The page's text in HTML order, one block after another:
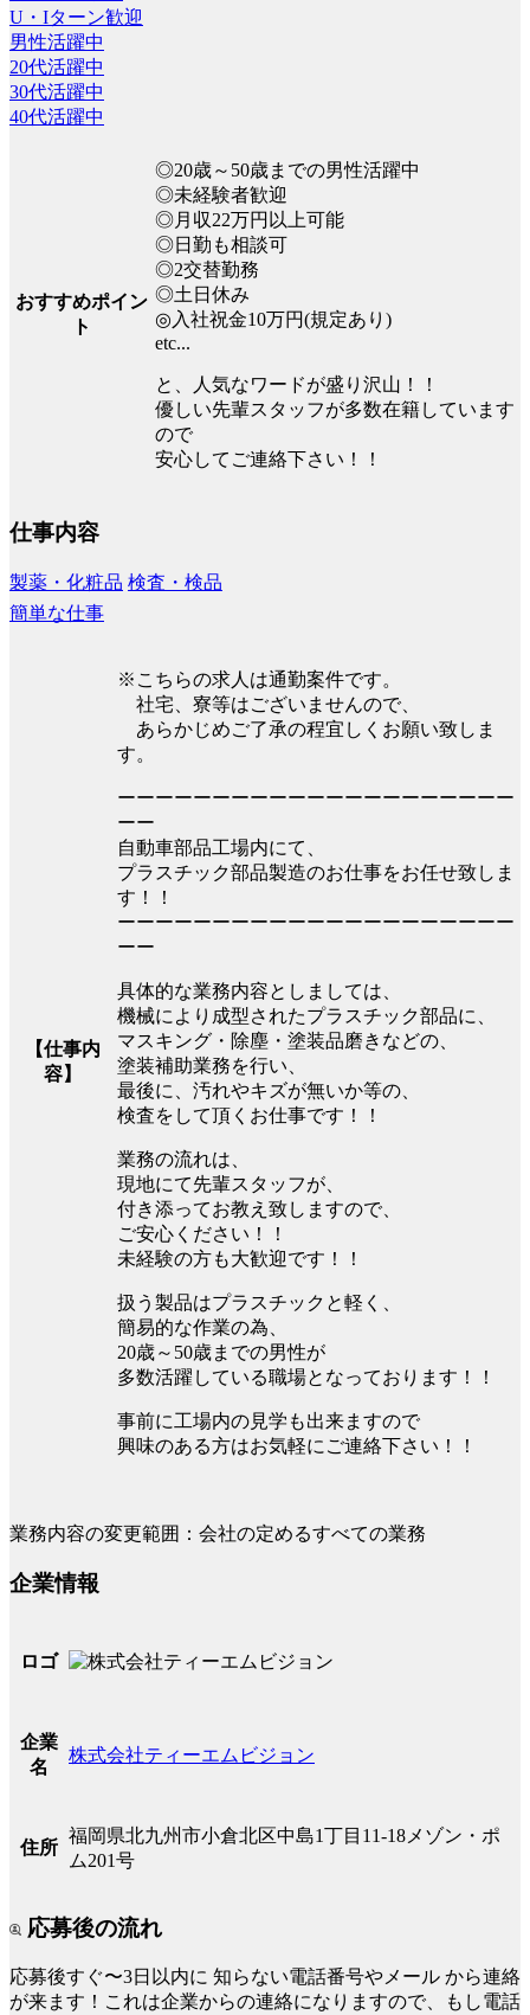
U・Iターン歓迎
男性活躍中
20代活躍中
30代活躍中
40代活躍中
おすすめポイン
ト
◎20歳～50歳までの男性活躍中
◎未経験者歓迎
◎月収22万円以上可能
◎日勤も相談可
◎2交替勤務
◎土日休み
◎入社祝金10万円(規定あり)
etc...
と、人気なワードが盛り沢山！！
優しい先輩スタッフが多数在籍しています
ので
安心してご連絡下さい！！
仕事内容
製薬・化粧品 検査・検品
簡単な仕事
【仕事内
容】
※こちらの求人は通勤案件です。
社宅、寮等はございませんので、
あらかじめご了承の程宜しくお願い致しま
す。
ーーーーーーーーーーーーーーーーーーーーー
ーー
自動車部品工場内にて、
プラスチック部品製造のお仕事をお任せ致しま
す！！
ーーーーーーーーーーーーーーーーーーーーー
ーー
具体的な業務内容としましては、
機械により成型されたプラスチック部品に、
マスキング・除塵・塗装品磨きなどの、
塗装補助業務を行い、
最後に、汚れやキズが無いか等の、
検査をして頂くお仕事です！！
業務の流れは、
現地にて先輩スタッフが、
付き添ってお教え致しますので、
ご安心ください！！
未経験の方も大歓迎です！！
扱う製品はプラスチックと軽く、
簡易的な作業の為、
20歳～50歳までの男性が
多数活躍している職場となっております！！
事前に工場内の見学も出来ますので
興味のある方はお気軽にご連絡下さい！！
業務内容の変更範囲：会社の定めるすべての業務
企業情報
ロゴ
企業
名
株式会社ティーエムビジョン
住所
福岡県北九州市小倉北区中島1丁目11-18メゾン・ポ
ム201号
応募後の流れ
応募後すぐ〜3日以内に 知らない電話番号やメール から連絡
が来ます！これは企業からの連絡になりますので、もし電話